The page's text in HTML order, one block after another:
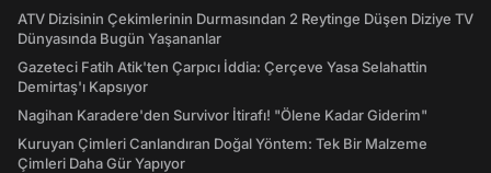
ATV Dizisinin Çekimlerinin Durmasından 2 Reytinge Düşen Diziye TV
Dünyasında Bugün Yaşananlar
Gazeteci Fatih Atik'ten Çarpıcı İddia: Çerçeve Yasa Selahattin
Demirtaş'ı Kapsıyor
Nagihan Karadere'den Survivor İtirafı! "Ölene Kadar Giderim"
Kuruyan Çimleri Canlandıran Doğal Yöntem: Tek Bir Malzeme
Çimleri Daha Gür Yapıyor